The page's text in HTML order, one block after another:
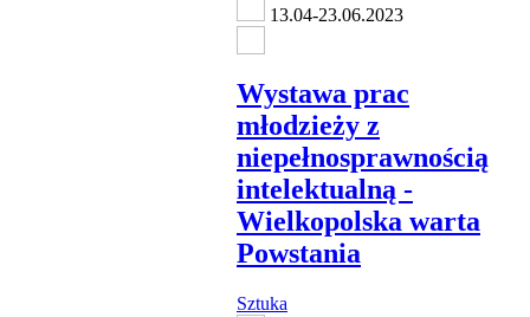
13.04-23.06.2023
Wystawa prac
młodzieży z
niepełnosprawnością
intelektualną -
Wielkopolska warta
Powstania
Sztuka